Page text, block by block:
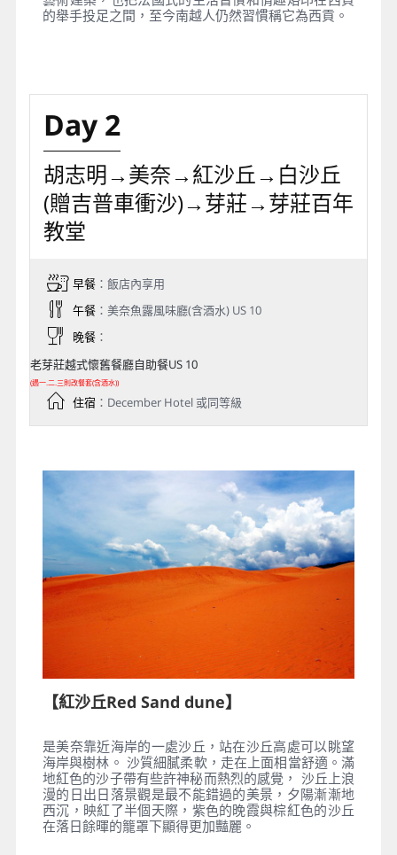
的舉手投足之間，至今南越人仍然習慣稱它為西貢。
Day 2
胡志明→美奈→紅沙丘→白沙丘
(贈吉普車衝沙)→芽莊→芽莊百年
教堂
早餐：飯店內享用
午餐：美奈魚露風味廳(含酒水) US 10
晚餐：
老芽莊越式懷舊餐廳自助餐US 10
(遇一.二.三則改餐套(含酒水))
住宿：December Hotel 或同等級
【紅沙丘Red Sand dune】
是美奈靠近海岸的一處沙丘，站在沙丘高處可以眺望
海岸與樹林。 沙質細膩柔軟，走在上面相當舒適。滿
地紅色的沙子帶有些許神秘而熱烈的感覺， 沙丘上浪
漫的日出日落景觀是最不能錯過的美景，夕陽漸漸地
西沉，映紅了半個天際，紫色的晚霞與棕紅色的沙丘
在落日餘暉的籠罩下顯得更加豔麗。